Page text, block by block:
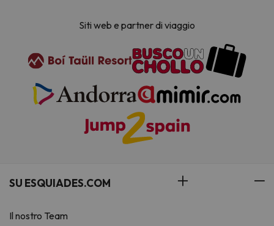
Siti web e partner di viaggio
SU ESQUIADES.COM
Il nostro Team